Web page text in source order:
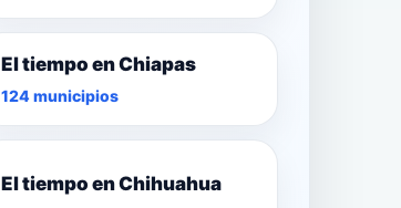
El tiempo en Chiapas
124 municipios
El tiempo en Chihuahua